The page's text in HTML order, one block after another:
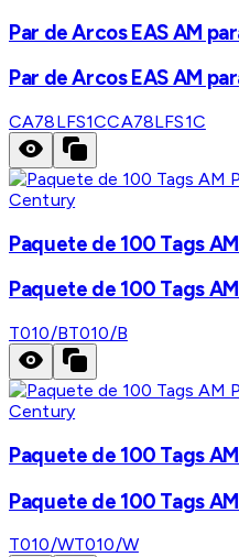
Par de Arcos EAS AM
Par de Arcos EAS AM
CA78LFS1CCA78LFS1C
Century
Paquete de 100 Tags
Paquete de 100 Tags
T010/BT010/B
Century
Paquete de 100 Tags
Paquete de 100 Tags
T010/WT010/W